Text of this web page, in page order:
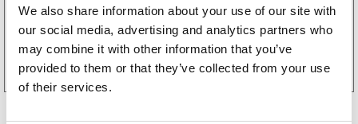
We also share information about your use of our site with
our social media, advertising and analytics partners who
may combine it with other information that you’ve
provided to them or that they’ve collected from your use
of their services.
Kjøp på nett